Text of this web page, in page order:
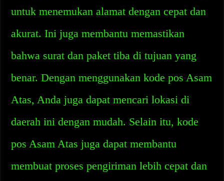
untuk menemukan alamat dengan cepat dan
akurat. Ini juga membantu memastikan
bahwa surat dan paket tiba di tujuan yang
benar. Dengan menggunakan kode pos Asam
Atas, Anda juga dapat mencari lokasi di
daerah ini dengan mudah. Selain itu, kode
pos Asam Atas juga dapat membantu
membuat proses pengiriman lebih cepat dan